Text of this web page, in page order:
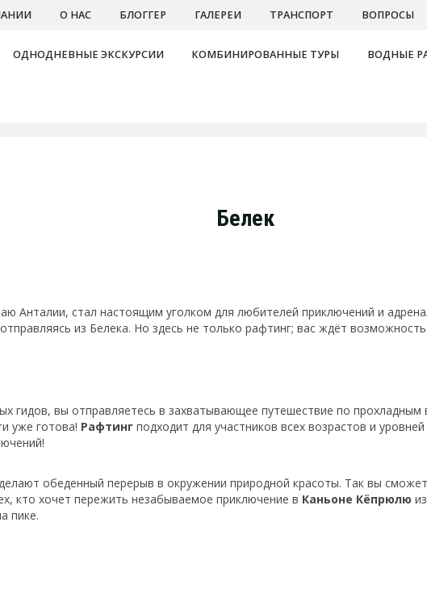
О НАС БЛОГГЕР ГАЛЕРЕИ ТРАНСПОРТ ВОПРОСЫ
ОДНОДНЕВНЫЕ ЭКСКУРСИИ КОМБИНИРОВАННЫЕ ТУРЫ ВОДНЫЕ
Белек
Анталии, стал настоящим уголком для любителей приключений и
из Белека. Но здесь не только рафтинг; вас ждёт
гидов, вы отправляетесь в захватывающее путешествие по прохладным
уже готова! Рафтинг подходит для участников всех возрастов и
обеденный перерыв в окружении природной красоты. Так вы
кто хочет пережить незабываемое приключение в Каньоне Кёпрюлю
пике.